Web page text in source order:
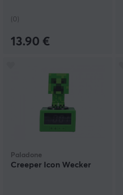
(0)
13.90 €
Paladone
Creeper Icon Wecker